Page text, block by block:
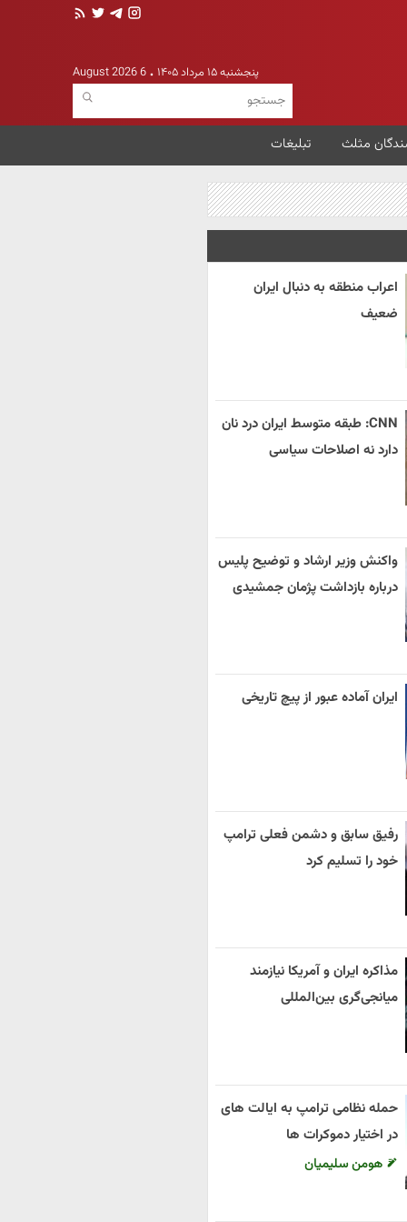
پنجشنبه ۱۵ مرداد ۱۴۰۵ 6 August 2026
مثلث تبلیغات
اعراب منطقه به دنبال ایران
ضعیف
CNN: طبقه متوسط ایران درد نان
دارد نه اصلاحات سیاسی
واکنش وزیر ارشاد و توضیح پلیس
درباره بازداشت پژمان جمشیدی
ایران آماده عبور از پیچ تاریخی
رفیق سابق و دشمن فعلی ترامپ
خود را تسلیم کرد
مذاکره ایران و آمریکا نیازمند
میانجی‌گری بین‌المللی
حمله نظامی ترامپ به ایالت های
در اختیار دموکرات ها
هومن سلیمیان